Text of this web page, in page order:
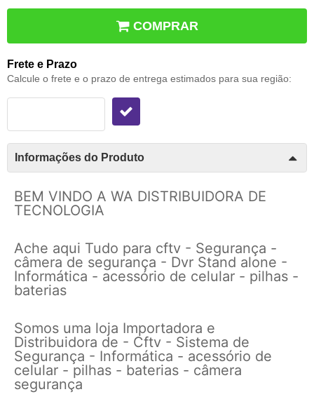
COMPRAR
Frete e Prazo
Calcule o frete e o prazo de entrega estimados para sua região:
Informações do Produto
BEM VINDO A WA DISTRIBUIDORA DE
TECNOLOGIA
Ache aqui Tudo para cftv - Segurança -
câmera de segurança - Dvr Stand alone -
Informática - acessório de celular - pilhas -
baterias
Somos uma loja Importadora e
Distribuidora de - Cftv - Sistema de
Segurança - Informática - acessório de
celular - pilhas - baterias - câmera
segurança